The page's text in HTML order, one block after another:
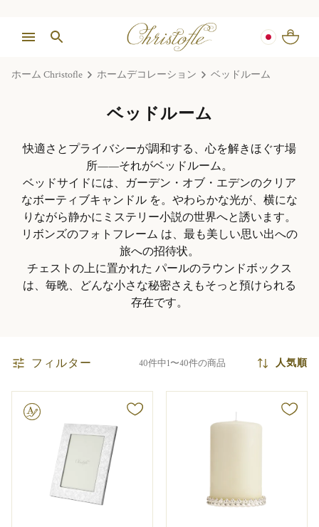
ホーム Christofle ホームデコレーション ベッドルーム
ベッドルーム
快適さとプライバシーが調和する、心を解きほぐす場
所——それがベッドルーム。
ベッドサイドには、ガーデン・オブ・エデンのクリア
なボーティブキャンドル を。やわらかな光が、横にな
りながら静かにミステリー小説の世界へと誘います。
リボンズのフォトフレーム は、最も美しい思い出への
旅への招待状。
チェストの上に置かれた パールのラウンドボックス
は、毎晩、どんな小さな秘密さえもそっと預けられる
存在です。
フィルター 40件中1〜40件の商品 人気順